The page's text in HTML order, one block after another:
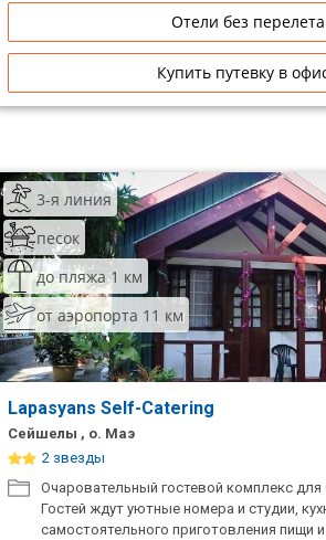
Отели без перелета
Купить путевку в
3-я линия
песок
до пляжа 1 км
от аэропорта 11 км
Lapasyans Self-Catering
Сейшелы , о. Маэ
2 звезды
Очаровательный гостевой комплекс для
Гостей ждут уютные номера и студии,
самостоятельного приготовления пищи